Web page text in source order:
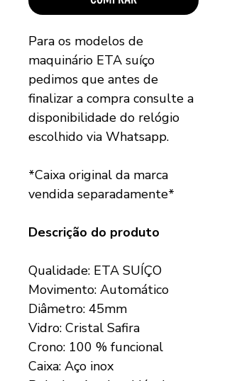
Para os modelos de
maquinário ETA suíço
pedimos que antes de
finalizar a compra consulte a
disponibilidade do relógio
escolhido via Whatsapp.
*Caixa original da marca
vendida separadamente*
Descrição do produto
Qualidade: ETA SUÍÇO
Movimento: Automático
Diâmetro: 45mm
Vidro: Cristal Safira
Crono: 100 % funcional
Caixa: Aço inox